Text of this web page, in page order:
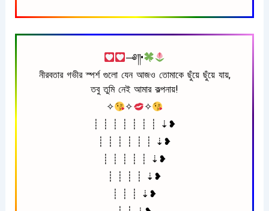
─༅༎•
নীরবতার গভীর স্পর্শ গুলো যেন আজও তোমাকে ছুঁয়ে ছুঁয়ে যায়,
তবু তুমি নেই আমার কল্পনায়!
✧
✧
✧
┊ ┊ ┊ ┊ ┊ ┊ ┊ ⇣❥
┊ ┊ ┊ ┊ ┊ ┊ ⇣❥
┊ ┊ ┊ ┊ ┊ ⇣❥
┊ ┊ ┊ ┊ ⇣❥
┊ ┊ ┊ ⇣❥